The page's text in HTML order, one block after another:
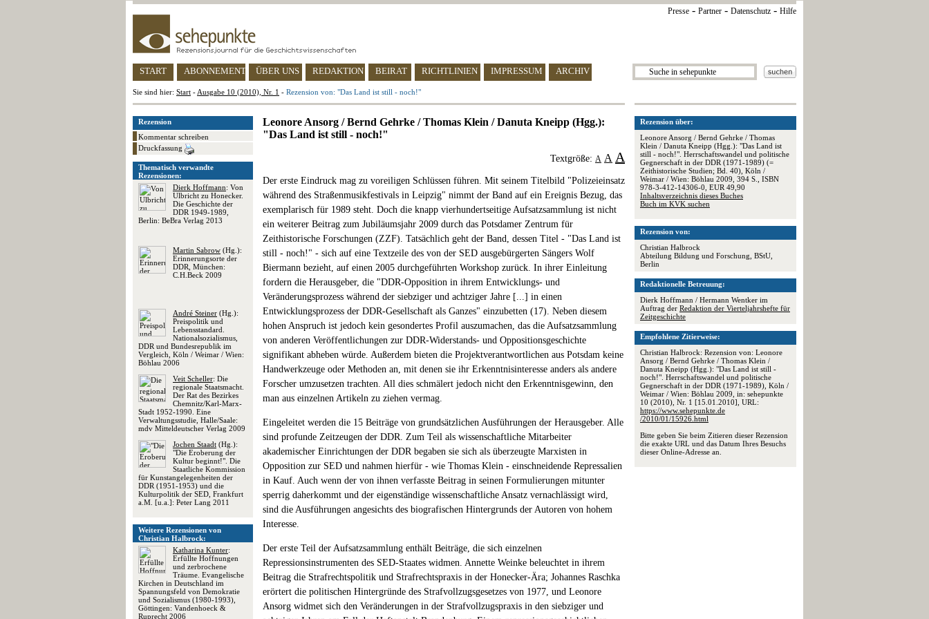
Presse - Partner - Datenschutz - Hilfe
START ABONNEMENT ÜBER UNS REDAKTION BEIRAT RICHTLINIEN IMPRESSUM ARCHIV
Sie sind hier: Start - Ausgabe 10 (2010), Nr. 1 - Rezension von: "Das Land ist still - noch!"
Rezension über:
Leonore Ansorg / Bernd Gehrke / Thomas
Klein / Danuta Kneipp (Hgg.): "Das Land ist
still - noch!". Herrschaftswandel und politische
Gegnerschaft in der DDR (1971-1989) (=
Zeithistorische Studien; Bd. 40), Köln /
Weimar / Wien: Böhlau 2009, 394 S., ISBN
978-3-412-14306-0, EUR 49,90
Inhaltsverzeichnis dieses Buches
Buch im KVK suchen
Rezension von:
Christian Halbrock
Abteilung Bildung und Forschung, BStU,
Berlin
Redaktionelle Betreuung:
Dierk Hoffmann / Hermann Wentker im
Auftrag der Redaktion der Vierteljahrshefte für
Zeitgeschichte
Empfohlene Zitierweise:
Christian Halbrock: Rezension von: Leonore
Ansorg / Bernd Gehrke / Thomas Klein /
Danuta Kneipp (Hgg.): "Das Land ist still -
noch!". Herrschaftswandel und politische
Gegnerschaft in der DDR (1971-1989), Köln /
Weimar / Wien: Böhlau 2009, in: sehepunkte
10 (2010), Nr. 1 [15.01.2010], URL:
https://www.sehepunkte.de
/2010/01/15926.html
Bitte geben Sie beim Zitieren dieser Rezension
die exakte URL und das Datum Ihres Besuchs
dieser Online-Adresse an.
Rezension
Kommentar schreiben
Druckfassung
Thematisch verwandte
Rezensionen:
Dierk Hoffmann: Von
Ulbricht zu Honecker.
Die Geschichte der
DDR 1949-1989,
Berlin: BeBra Verlag 2013
Martin Sabrow (Hg.):
Erinnerungsorte der
DDR, München:
C.H.Beck 2009
André Steiner (Hg.):
Preispolitik und
Lebensstandard.
Nationalsozialismus,
DDR und Bundesrepublik im
Vergleich, Köln / Weimar / Wien:
Böhlau 2006
Veit Scheller: Die
regionale Staatsmacht.
Der Rat des Bezirkes
Chemnitz/Karl-Marx-
Stadt 1952-1990. Eine
Verwaltungsstudie, Halle/Saale:
mdv Mitteldeutscher Verlag 2009
Jochen Staadt (Hg.):
"Die Eroberung der
Kultur beginnt!". Die
Staatliche Kommission
für Kunstangelegenheiten der
DDR (1951-1953) und die
Kulturpolitik der SED, Frankfurt
a.M. [u.a.]: Peter Lang 2011
Weitere Rezensionen von
Christian Halbrock:
Katharina Kunter:
Erfüllte Hoffnungen
und zerbrochene
Träume. Evangelische
Kirchen in Deutschland im
Spannungsfeld von Demokratie
und Sozialismus (1980-1993),
Göttingen: Vandenhoeck &
Ruprecht 2006
Leonore Ansorg / Bernd Gehrke / Thomas Klein / Danuta Kneipp (Hgg.):
"Das Land ist still - noch!"
Textgröße: A A A
Der erste Eindruck mag zu voreiligen Schlüssen führen. Mit seinem Titelbild "Polizeieinsatz
während des Straßenmusikfestivals in Leipzig" nimmt der Band auf ein Ereignis Bezug, das
exemplarisch für 1989 steht. Doch die knapp vierhundertseitige Aufsatzsammlung ist nicht
ein weiterer Beitrag zum Jubiläumsjahr 2009 durch das Potsdamer Zentrum für
Zeithistorische Forschungen (ZZF). Tatsächlich geht der Band, dessen Titel - "Das Land ist
still - noch!" - sich auf eine Textzeile des von der SED ausgebürgerten Sängers Wolf
Biermann bezieht, auf einen 2005 durchgeführten Workshop zurück. In ihrer Einleitung
fordern die Herausgeber, die "DDR-Opposition in ihrem Entwicklungs- und
Veränderungsprozess während der siebziger und achtziger Jahre [...] in einen
Entwicklungsprozess der DDR-Gesellschaft als Ganzes" einzubetten (17). Neben diesem
hohen Anspruch ist jedoch kein gesondertes Profil auszumachen, das die Aufsatzsammlung
von anderen Veröffentlichungen zur DDR-Widerstands- und Oppositionsgeschichte
signifikant abheben würde. Außerdem bieten die Projektverantwortlichen aus Potsdam keine
Handwerkzeuge oder Methoden an, mit denen sie ihr Erkenntnisinteresse anders als andere
Forscher umzusetzen trachten. All dies schmälert jedoch nicht den Erkenntnisgewinn, den
man aus einzelnen Artikeln zu ziehen vermag.
Eingeleitet werden die 15 Beiträge von grundsätzlichen Ausführungen der Herausgeber. Alle
sind profunde Zeitzeugen der DDR. Zum Teil als wissenschaftliche Mitarbeiter
akademischer Einrichtungen der DDR begaben sie sich als überzeugte Marxisten in
Opposition zur SED und nahmen hierfür - wie Thomas Klein - einschneidende Repressalien
in Kauf. Auch wenn der von ihnen verfasste Beitrag in seinen Formulierungen mitunter
sperrig daherkommt und der eigenständige wissenschaftliche Ansatz vernachlässigt wird,
sind die Ausführungen angesichts des biografischen Hintergrunds der Autoren von hohem
Interesse.
Der erste Teil der Aufsatzsammlung enthält Beiträge, die sich einzelnen
Repressionsinstrumenten des SED-Staates widmen. Annette Weinke beleuchtet in ihrem
Beitrag die Strafrechtspolitik und Strafrechtspraxis in der Honecker-Ära; Johannes Raschka
erörtert die politischen Hintergründe des Strafvollzugsgesetzes von 1977, und Leonore
Ansorg widmet sich den Veränderungen in der Strafvollzugspraxis in den siebziger und